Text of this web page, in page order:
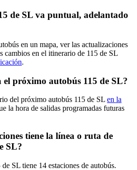
de SL va puntual, adelantado
en un mapa, ver las actualizaciones
cambios en el itinerario de 115 de SL
.
el próximo autobús 115 de SL?
del próximo autobús 115 de SL en la
la hora de salidas programadas futuras
tiene la línea o ruta de
SL?
SL tiene 14 estaciones de autobús.